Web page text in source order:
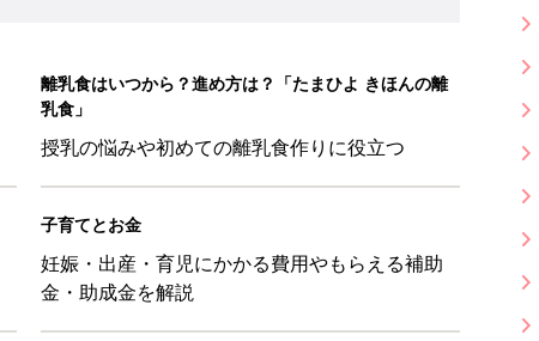
離乳食はいつから？進め方は？「たまひよ きほんの離
乳食」
授乳の悩みや初めての離乳食作りに役立つ
子育てとお金
妊娠・出産・育児にかかる費用やもらえる補助
金・助成金を解説